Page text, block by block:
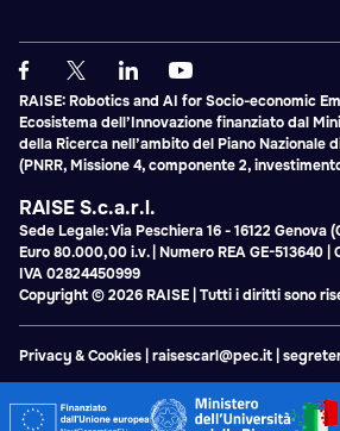
RAISE: Robotics and AI for Socio-economic
Ecosistema dell’Innovazione finanziato dal
della Ricerca nell’ambito del Piano Nazionale
(PNRR, Missione 4, componente 2,
RAISE S.c.a.r.l.
Sede Legale: Via Peschiera 16 - 16122 Genova
Euro 80.000,00 i.v. | Numero REA GE-513640
IVA 02824450999
Copyright © 2026 RAISE | Tutti i diritti sono
Privacy & Cookies raisescarl@pec.it